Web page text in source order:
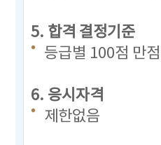
5. 합격 결정기준
등급별 100점 만
6. 응시자격
제한없음